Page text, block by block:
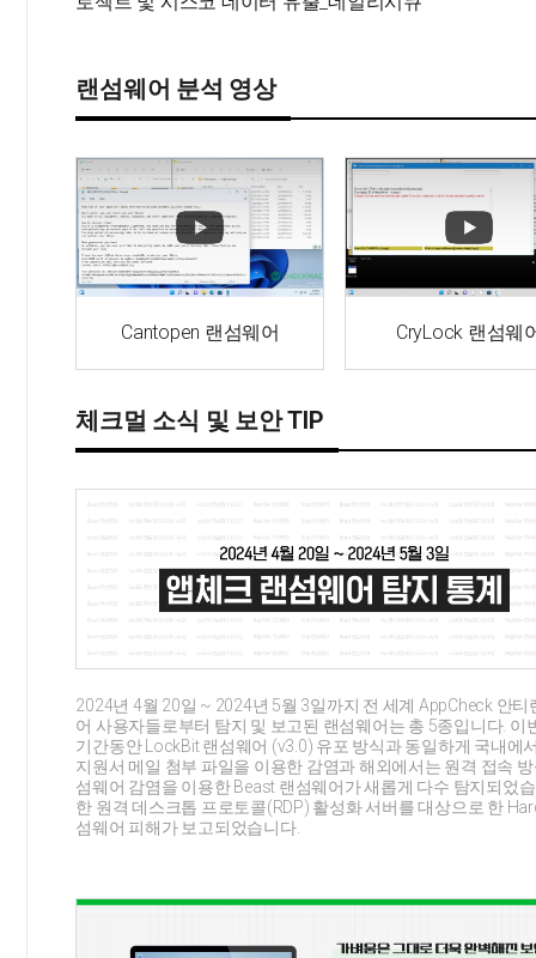
랜섬웨어 분석 영상
Cantopen 랜섬웨어 CryLock 랜섬웨
체크멀 소식 및 보안 TIP
2024년 4월 20일 ~ 2024년 5월 3일까지 전 세계 AppCheck 안티
어 사용자들로부터 탐지 및 보고된 랜섬웨어는 총 5종입니다. 이
기간동안 LockBit 랜섬웨어 (v3.0) 유포 방식과 동일하게 국내에
지원서 메일 첨부 파일을 이용한 감염과 해외에서는 원격 접속
섬웨어 감염을 이용한 Beast 랜섬웨어가 새롭게 다수 탐지되었
한 원격 데스크톱 프로토콜(RDP) 활성화 서버를 대상으로 한
섬웨어 피해가 보고되었습니다.